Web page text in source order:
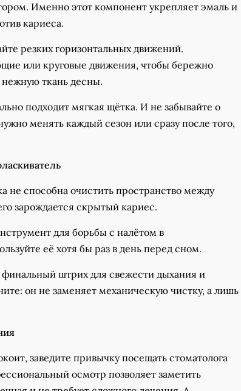
Именно этот компонент укрепляет эмаль и
кариеса.
резких горизонтальных движений.
или круговые движения, чтобы бережно
нежную ткань десны.
подходит мягкая щётка. И не забывайте о
менять каждый сезон или сразу после того,
не способна очистить пространство между
зарождается скрытый кариес.
для борьбы с налётом в
её хотя бы раз в день перед сном.
штрих для свежести дыхания и
он не заменяет механическую чистку, а лишь
заведите привычку посещать стоматолога
осмотр позволяет заметить